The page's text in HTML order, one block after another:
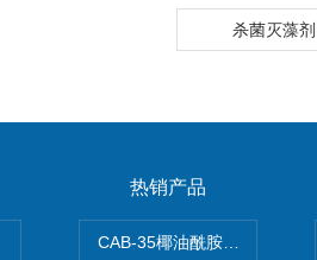
杀菌灭藻
热销产品
CAB-35椰油酰胺丙基甜菜碱